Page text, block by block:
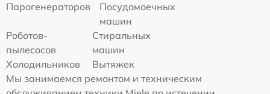
Парогенераторов
Посудомоечных
машин
Роботов-
пылесосов
Стиральных
машин
Холодильников
Вытяжек
Мы занимаемся ремонтом и техническим